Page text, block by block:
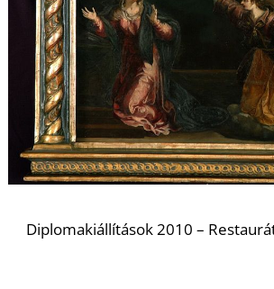
Diplomakiállítások 2010 –